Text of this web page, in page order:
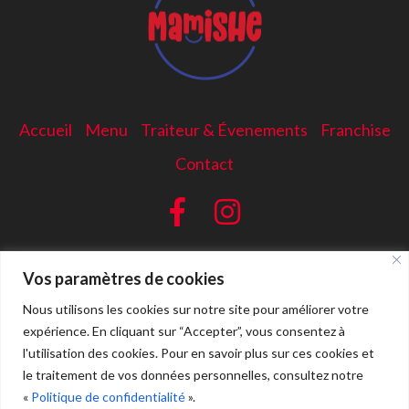
Vos paramètres de cookies
Nous utilisons les cookies sur notre site pour améliorer votre
expérience. En cliquant sur “Accepter”, vous consentez à
l'utilisation des cookies. Pour en savoir plus sur ces cookies et
le traitement de vos données personnelles, consultez notre
« Politique de confidentialité».
Accueil Menu Traiteur & Évenements
Franchise
Contact